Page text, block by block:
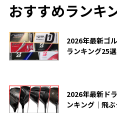
おすすめランキ
2026年最新ゴ
ランキング25
2026年最新ド
ンキング｜飛